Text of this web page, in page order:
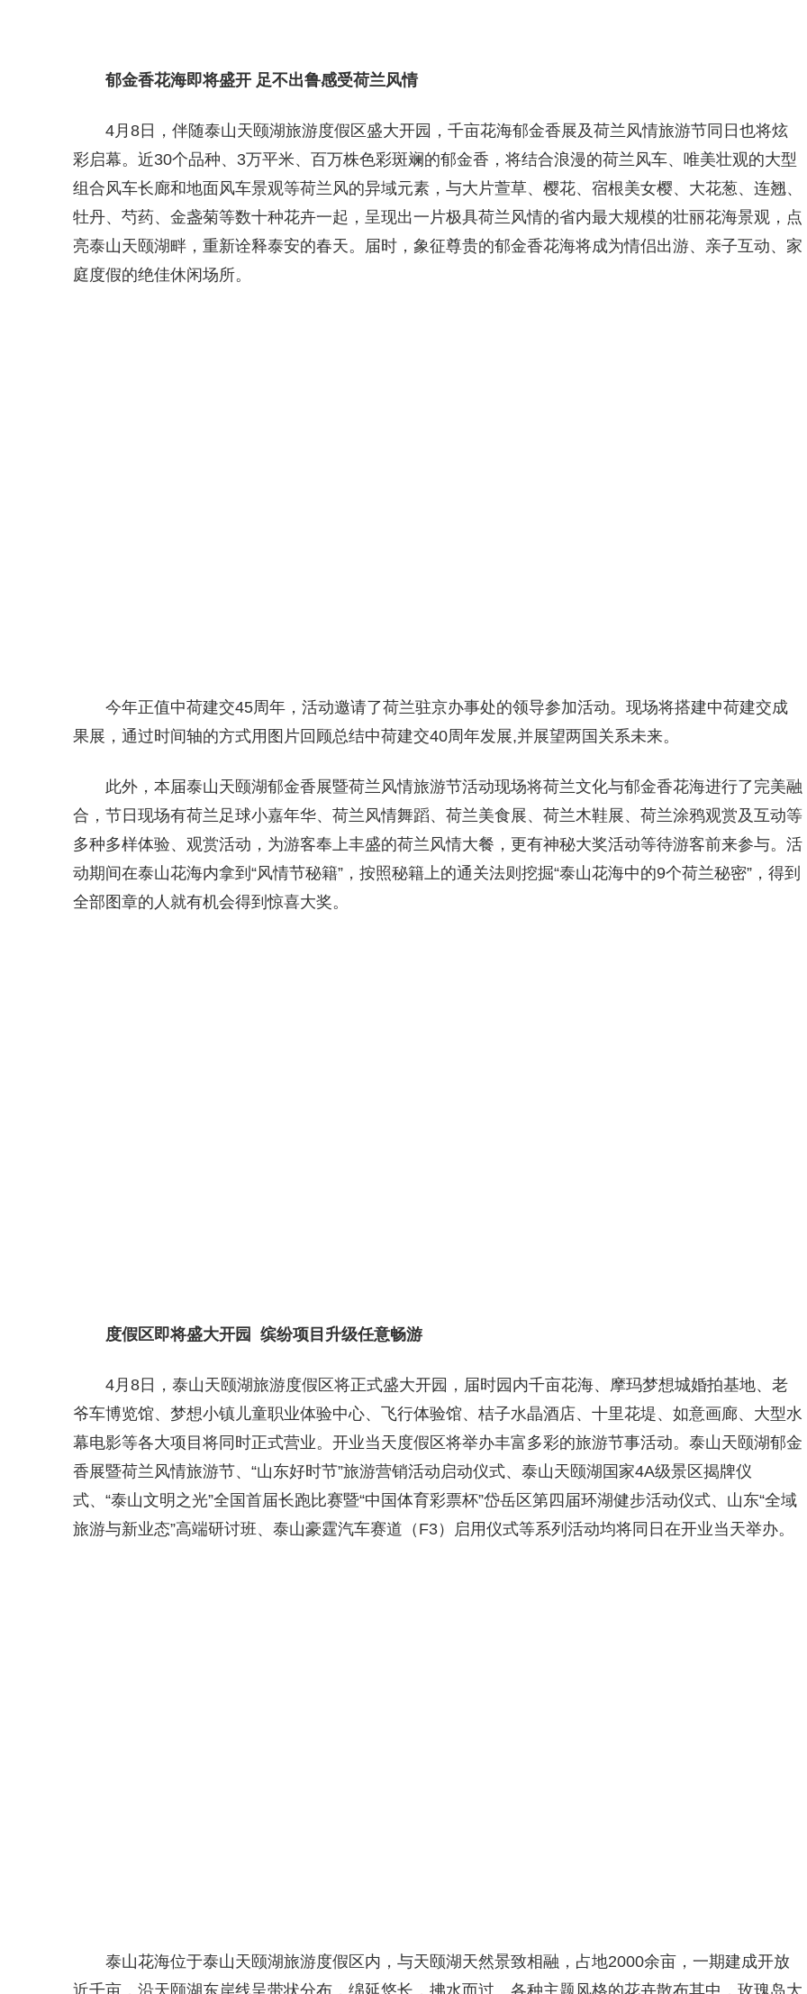
郁金香花海即将盛开足不出鲁感受荷兰风情
4月8日，伴随泰山天颐湖旅游度假区盛大开园，千亩花海郁金香展及荷兰风情旅游节同日也将炫
彩启幕。近30个品种、3万平米、百万株色彩斑斓的郁金香，将结合浪漫的荷兰风车、唯美壮观的大型
组合风车长廊和地面风车景观等荷兰风的异域元素，与大片萱草、樱花、宿根美女樱、大花葱、连翘、
牡丹、芍药、金盏菊等数十种花卉一起，呈现出一片极具荷兰风情的省内最大规模的壮丽花海景观，点
亮泰山天颐湖畔，重新诠释泰安的春天。届时，象征尊贵的郁金香花海将成为情侣出游、亲子互动、家
庭度假的绝佳休闲场所。
今年正值中荷建交45周年，活动邀请了荷兰驻京办事处的领导参加活动。现场将搭建中荷建交成
果展，通过时间轴的方式用图片回顾总结中荷建交40周年发展,并展望两国关系未来。
此外，本届泰山天颐湖郁金香展暨荷兰风情旅游节活动现场将荷兰文化与郁金香花海进行了完美融
合，节日现场有荷兰足球小嘉年华、荷兰风情舞蹈、荷兰美食展、荷兰木鞋展、荷兰涂鸦观赏及互动等
多种多样体验、观赏活动，为游客奉上丰盛的荷兰风情大餐，更有神秘大奖活动等待游客前来参与。活
动期间在泰山花海内拿到“风情节秘籍”，按照秘籍上的通关法则挖掘“泰山花海中的9个荷兰秘密”，得到
全部图章的人就有机会得到惊喜大奖。
度假区即将盛大开园 缤纷项目升级任意畅游
4月8日，泰山天颐湖旅游度假区将正式盛大开园，届时园内千亩花海、摩玛梦想城婚拍基地、老
爷车博览馆、梦想小镇儿童职业体验中心、飞行体验馆、桔子水晶酒店、十里花堤、如意画廊、大型水
幕电影等各大项目将同时正式营业。开业当天度假区将举办丰富多彩的旅游节事活动。泰山天颐湖郁金
香展暨荷兰风情旅游节、“山东好时节”旅游营销活动启动仪式、泰山天颐湖国家4A级景区揭牌仪
式、“泰山文明之光”全国首届长跑比赛暨“中国体育彩票杯”岱岳区第四届环湖健步活动仪式、山东“全域
旅游与新业态”高端研讨班、泰山豪霆汽车赛道（F3）启用仪式等系列活动均将同日在开业当天举办。
泰山花海位于泰山天颐湖旅游度假区内，与天颐湖天然景致相融，占地2000余亩，一期建成开放
近千亩，沿天颐湖东岸线呈带状分布，绵延悠长，拂水而过。各种主题风格的花卉散布其中，玫瑰岛大